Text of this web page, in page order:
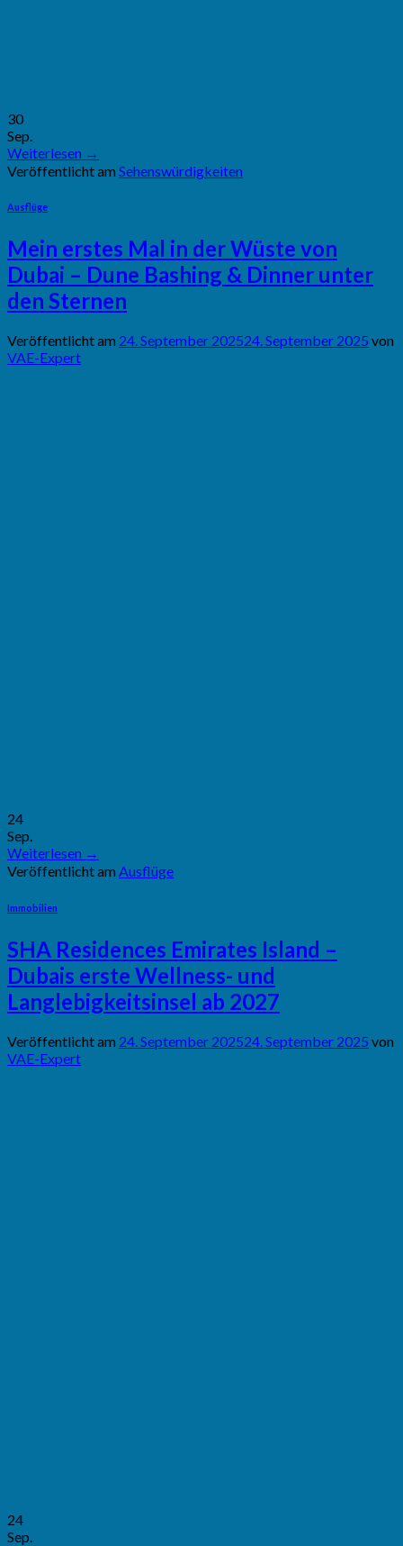
30
Sep.
Weiterlesen →
Veröffentlicht am Sehenswürdigkeiten
Ausflüge
Mein erstes Mal in der Wüste von
Dubai – Dune Bashing & Dinner unter
den Sternen
Veröffentlicht am 24. September 202524. September 2025 von
VAE-Expert
24
Sep.
Weiterlesen →
Veröffentlicht am Ausflüge
Immobilien
SHA Residences Emirates Island –
Dubais erste Wellness- und
Langlebigkeitsinsel ab 2027
Veröffentlicht am 24. September 202524. September 2025 von
VAE-Expert
24
Sep.